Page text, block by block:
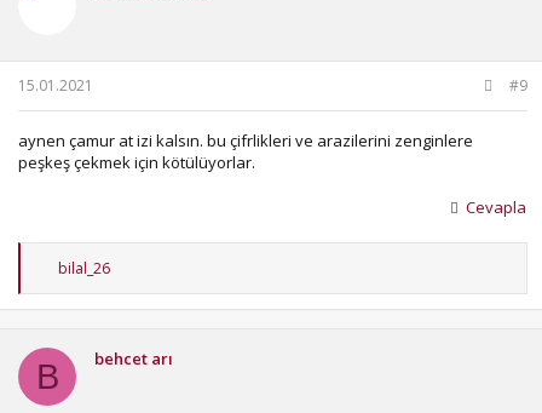
15.01.2021 #9
aynen çamur at izi kalsın. bu çifrlikleri ve arazilerini zenginlere
peşkeş çekmek için kötülüyorlar.
Cevapla
T
p
e
r
bilal_26
B behcet arı